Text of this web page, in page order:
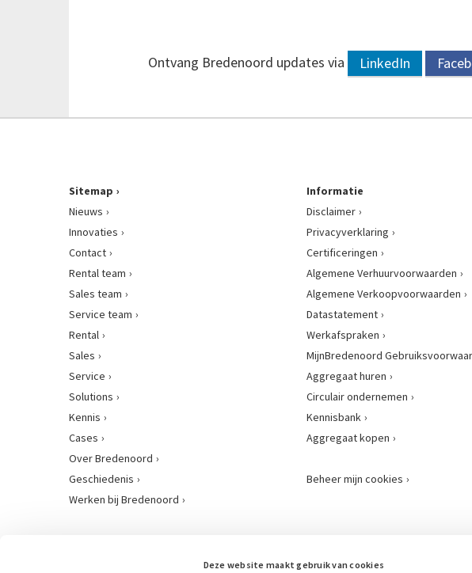
Deze website maakt gebruik van cookies
Ontvang Bredenoord updates via LinkedIn
Sitemap
Nieuws
Innovaties
Contact
Rental team
Sales team
Service team
Rental
Sales
Service
Solutions
Kennis
Cases
Over Bredenoord
Geschiedenis
Werken bij Bredenoord
Informatie
Disclaimer
Privacyverklaring
Certificeringen
Algemene Verhuurvoorwaarden
Algemene Verkoopvoorwaarden
Datastatement
Werkafspraken
MijnBredenoord
Aggregaat huren
Circulair ondernemen
Kennisbank
Aggregaat kopen
Beheer mijn cookies